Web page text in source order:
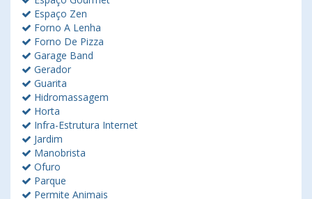
Espaço Zen
Forno A Lenha
Forno De Pizza
Garage Band
Gerador
Guarita
Hidromassagem
Horta
Infra-Estrutura Internet
Jardim
Manobrista
Ofuro
Parque
Permite Animais